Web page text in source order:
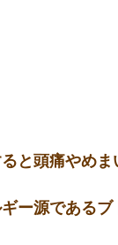
と頭痛やめま
ー源である